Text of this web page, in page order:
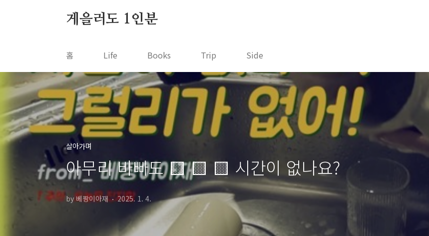
게을러도 1인분
홈 Life Books Trip Side
살아가며
아무리 바빠도 🟨 🟨 🟨 시간이 없나요?
by 베짱이아재 2025. 1. 4.